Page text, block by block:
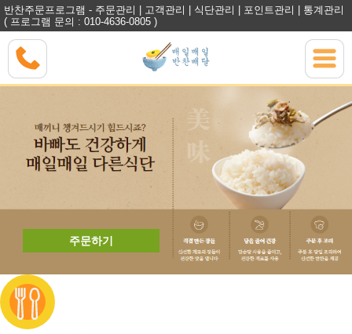
반찬주문프로그램 - 주문관리 | 고객관리 | 식단관리 | 포인트관리 | 통계관리
( 프로그램 문의 : 010-4636-0805 )
주문하기